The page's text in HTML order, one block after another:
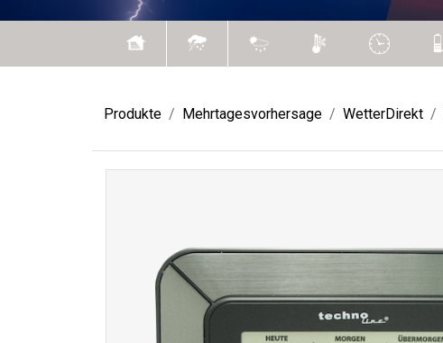
Produkte Mehrtagesvorhersage WetterDirekt